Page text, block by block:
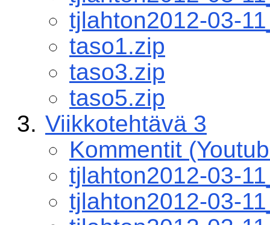
tjlahton2012-03-
taso1.zip
taso3.zip
taso5.zip
Viikkotehtävä 3
Kommentit
tjlahton2012-03-
tjlahton2012-03-